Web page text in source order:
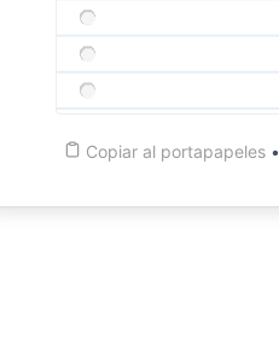
Copiaral portapapeles•